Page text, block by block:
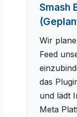
Smash
Wir
Feed
das
und lädt
Meta